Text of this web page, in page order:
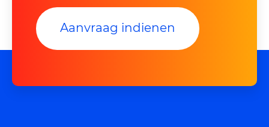
Aanvraag indienen